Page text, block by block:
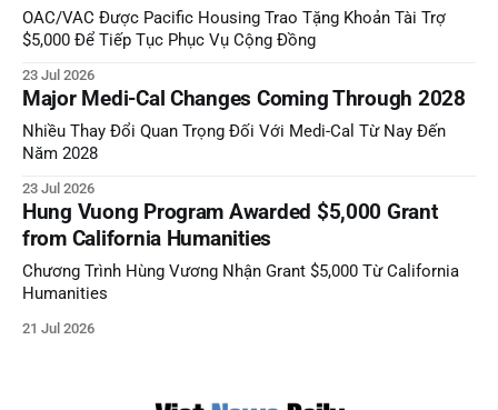
OAC/VAC Được Pacific Housing Trao Tặng Khoản Tài Trợ
$5,000 Để Tiếp Tục Phục Vụ Cộng Đồng
23 Jul 2026
Major Medi-Cal Changes Coming Through 2028
Nhiều Thay Đổi Quan Trọng Đối Với Medi-Cal Từ Nay Đến
Năm 2028
23 Jul 2026
Hung Vuong Program Awarded $5,000 Grant
from California Humanities
Chương Trình Hùng Vương Nhận Grant $5,000 Từ California
Humanities
21 Jul 2026